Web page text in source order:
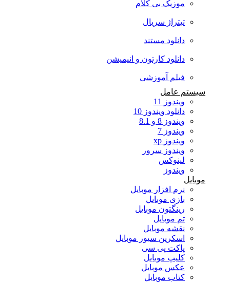
موزیک بی کلام
تیتراژ سریال
دانلود مستند
دانلود کارتون و انیمیشن
فیلم آموزشی
سیستم عامل
ویندوز 11
دانلود ویندوز 10
ویندوز 8 و 8.1
ویندوز 7
ویندوز xp
ویندوز سرور
لینوکس
ویندوز
موبایل
نرم افزار موبایل
بازی موبایل
رینگتون موبایل
تم موبایل
نقشه موبایل
اسکرین سیور موبایل
پاکت پی سی
کلیپ موبایل
عکس موبایل
کتاب موبایل